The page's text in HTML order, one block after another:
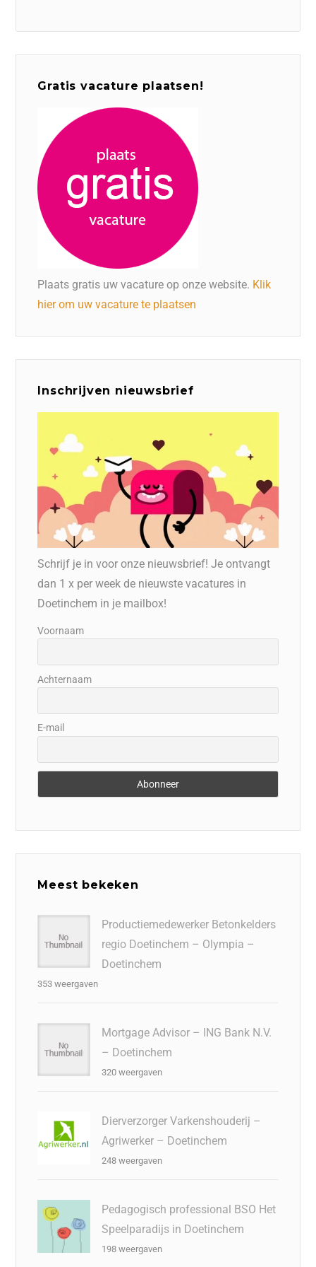
Gratis vacature plaatsen!
Plaats gratis uw vacature op onze website. Klik
hier om uw vacature te plaatsen
Inschrijven nieuwsbrief
Schrijf je in voor onze nieuwsbrief! Je ontvangt
dan 1 x per week de nieuwste vacatures in
Doetinchem in je mailbox!
Voornaam
Achternaam
E-mail
Meest bekeken
Productiemedewerker Betonkelders
regio Doetinchem – Olympia –
Doetinchem
353 weergaven
Mortgage Advisor – ING Bank N.V.
– Doetinchem
320 weergaven
Dierverzorger Varkenshouderij –
Agriwerker – Doetinchem
248 weergaven
Pedagogisch professional BSO Het
Speelparadijs in Doetinchem
198 weergaven